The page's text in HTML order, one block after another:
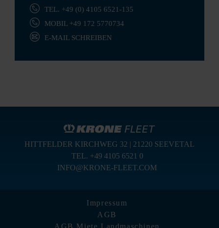
TEL. +49 (0) 4105 6521-135
MOBIL +49 172 5770734
E-MAIL SCHREIBEN
HITTFELDER KIRCHWEG 32 | 21220 SEEVETAL
TEL. +49 4105 6521 0
INFO@KRONE-FLEET.COM
Impressum
AGB